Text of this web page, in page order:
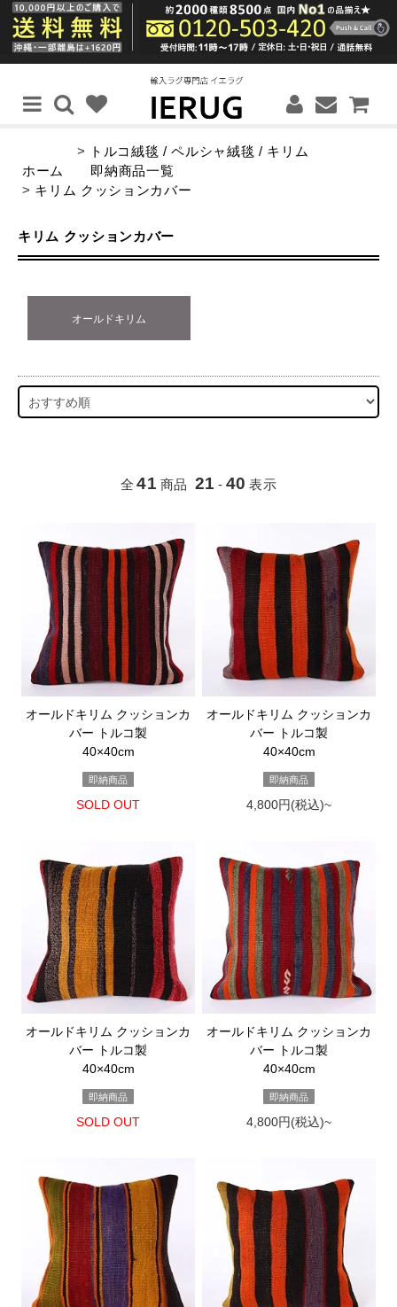
ホーム
>
トルコ絨毯 / ペルシャ絨毯 / キリム
即納商品一覧
> キリム クッションカバー
キリム クッションカバー
オールドキリム
全 41 商品 21 - 40 表示
オールドキリム クッションカ
バー トルコ製
40×40cm
即納商品
SOLD OUT
オールドキリム クッションカ
バー トルコ製
40×40cm
即納商品
4,800円(税込)~
オールドキリム クッションカ
バー トルコ製
40×40cm
即納商品
SOLD OUT
オールドキリム クッションカ
バー トルコ製
40×40cm
即納商品
4,800円(税込)~